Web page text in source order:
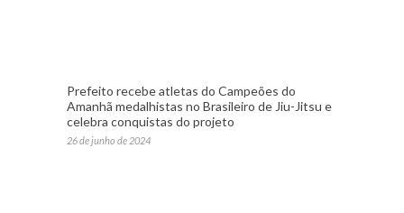
Prefeito recebe atletas do Campeões do
Amanhã medalhistas no Brasileiro de Jiu-Jitsu e
celebra conquistas do projeto
26 de junho de 2024